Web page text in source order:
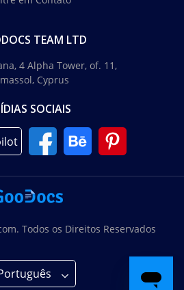
TEAM LTD
4 Alpha Tower, of. 11,
Cyprus
SOCIAIS
Todos os Direitos Reservados